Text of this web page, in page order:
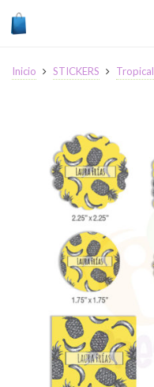
Inicio STICKERS Tropical